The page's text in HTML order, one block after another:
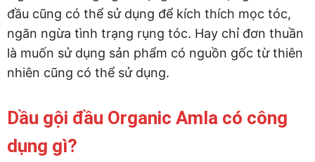
đầu cũng có thể sử dụng để kích thích mọc tóc,
ngăn ngừa tình trạng rụng tóc. Hay chỉ đơn thuần
là muốn sử dụng sản phẩm có nguồn gốc từ thiên
nhiên cũng có thể sử dụng.
Dầu gội đầu Organic Amla có công
dụng gì?